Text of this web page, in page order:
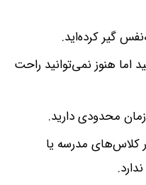
گیر کرده‌اید.
هنوز نمی‌توانید راحت
محدودی دارید.
کلاس‌های مدرسه یا